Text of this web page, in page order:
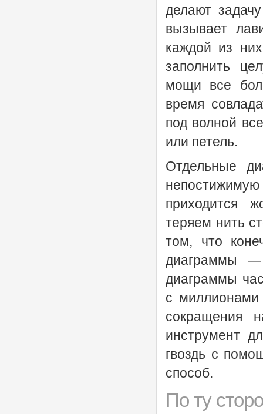
делают
вызывает
каждой из
заполнить
мощи все
время
под волной
или петель.
Отдельные
приходится
теряем нить
том, что
диаграммы —
диаграммы
с миллионами
сокращения
инструмент
гвоздь с
способ.
По ту